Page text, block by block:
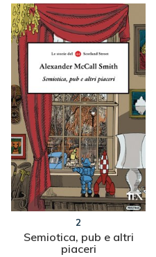
2
Semiotica, pub e altri
piaceri